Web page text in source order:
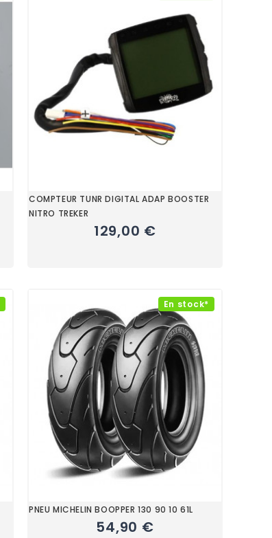
COMPTEUR TUNR DIGITAL ADAP BOOSTER
NITRO TREKER
129,00 €
En stock*
PNEU MICHELIN BOOPPER 130 90 10 61L
54,90 €